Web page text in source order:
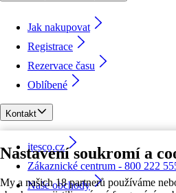
Nastavení soukromí a
My a našich 18 partnerů používáme
Jak nakupovat
Registrace
Rezervace času
Oblíbené
Kontakt
itesco.cz
Zákaznické centrum - 800 222
Naše obchody